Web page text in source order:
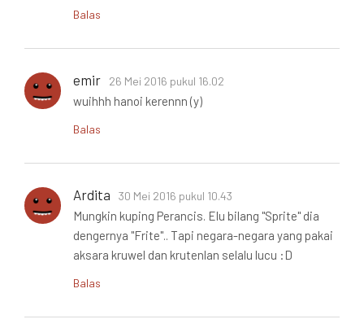
Balas
emir 26 Mei 2016 pukul 16.02
wuihhh hanoi kerennn (y)
Balas
Ardita 30 Mei 2016 pukul 10.43
Mungkin kuping Perancis. Elu bilang "Sprite" dia
dengernya "Frite".. Tapi negara-negara yang pakai
aksara kruwel dan krutenlan selalu lucu :D
Balas